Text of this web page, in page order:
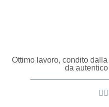
Ottimo lavoro, condito
da
 